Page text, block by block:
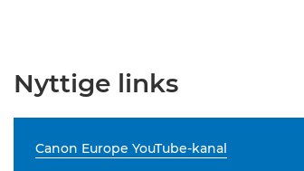
Nyttige links
Canon Europe YouTube-kanal